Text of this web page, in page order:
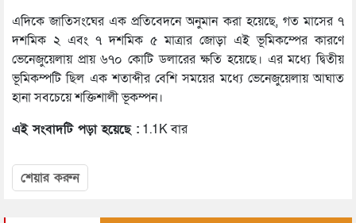
এদিকে জাতিসংঘের এক প্রতিবেদনে অনুমান করা হয়েছে, গত মাসের ৭
দশমিক ২ এবং ৭ দশমিক ৫ মাত্রার জোড়া এই ভূমিকম্পের কারণে
ভেনেজুয়েলায় প্রায় ৬৭০ কোটি ডলারের ক্ষতি হয়েছে। এর মধ্যে দ্বিতীয়
ভূমিকম্পটি ছিল এক শতাব্দীর বেশি সময়ের মধ্যে ভেনেজুয়েলায় আঘাত
হানা সবচেয়ে শক্তিশালী ভূকম্পন।
এই সংবাদটি পড়া হয়েছে : 1.1K বার
শেয়ার করুন